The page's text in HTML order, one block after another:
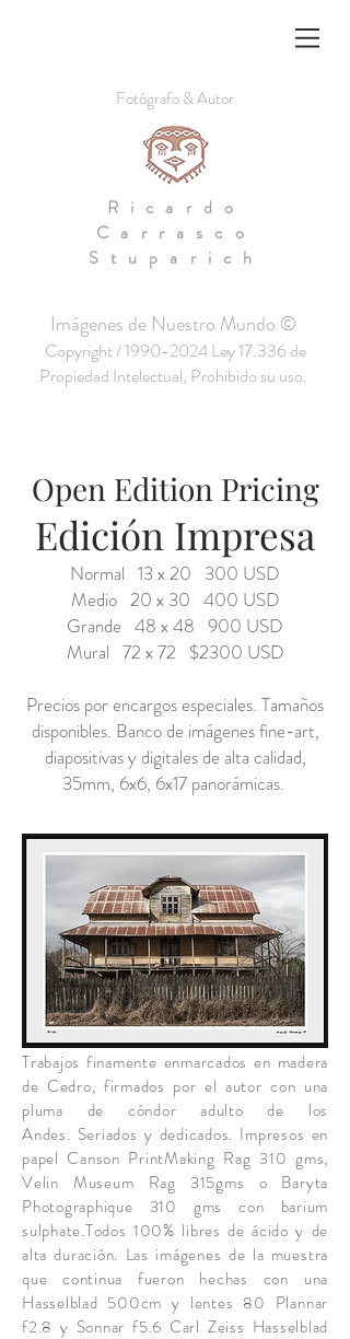
Fotógrafo & Autor
Ricardo
Carrasco
Stuparich
Imágenes de Nuestro Mundo ©
Copyright /1990-2024Ley 17.336 de
Propiedad Intelectual, Prohibido su uso.
Open Edition Pricing
Edición Impresa
Normal 13 x 20 300 USD
Medio 20 x 30 400 USD
Grande 48 x 48 900 USD
Mural 72 x 72 $2300 USD
Precios por encargos especiales. Tamaños
disponibles. Banco de imágenes fine-art,
diapositivas y digitales de alta calidad,
35mm, 6x6, 6x17 panorámicas.
Trabajos finamente enmarcados en madera
de Cedro, firmados por el autor con una
pluma de cóndor adulto de los
Andes. Seriados y dedicados. Impresos en
papel Canson PrintMaking Rag 310 gms,
Velin Museum Rag 315gms o Baryta
Photographique 310 gms con barium
sulphate.Todos 100% libres de ácido y de
alta duración. Las imágenes de la muestra
que continua fueron hechas con una
Hasselblad 500cm y lentes 80 Plannar
f2.8 y Sonnar f5.6 Carl Zeiss Hasselblad